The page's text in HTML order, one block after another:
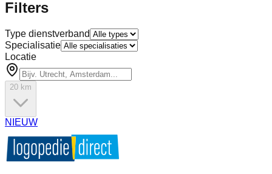
Filters
Type dienstverband
Specialisatie
Locatie
20 km
NIEUW